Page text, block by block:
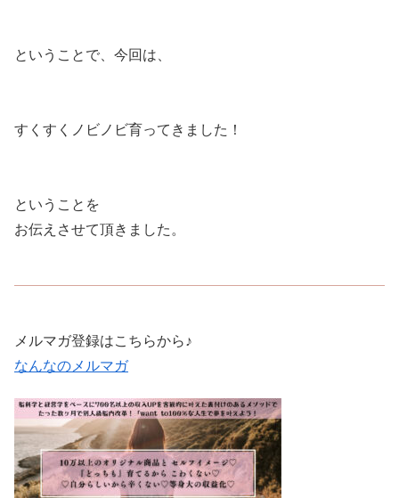
ということで、今回は、
すくすくノビノビ育ってきました！
ということを
お伝えさせて頂きました。
メルマガ登録はこちらから♪
なんなのメルマガ